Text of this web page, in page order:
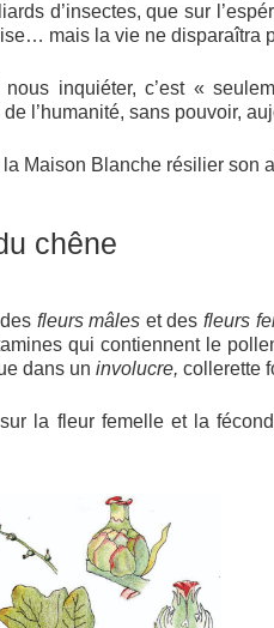
d’insectes, que sur
mais la vie ne disparaîtra
inquiéter, c’est «
l’humanité, sans pouvoir,
la Maison Blanche résilier son
chêne
fleurs mâles et des fleurs
qui contiennent le
dans uninvolucre,collerette
la fleur femelle et la